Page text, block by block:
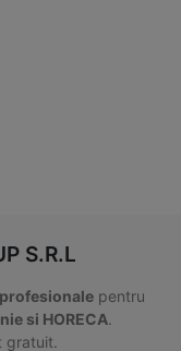
S.R.L
pentru
si HORECA.
gratuit.